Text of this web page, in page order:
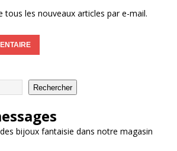
tous les nouveaux articles par e-mail.
Rechercher
bijoux fantaisie dans notre magasin